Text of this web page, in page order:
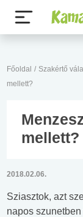
Főoldal / Szakértő
mellett?
mellett?
2018.02.06.
Sziasztok, azt
napos